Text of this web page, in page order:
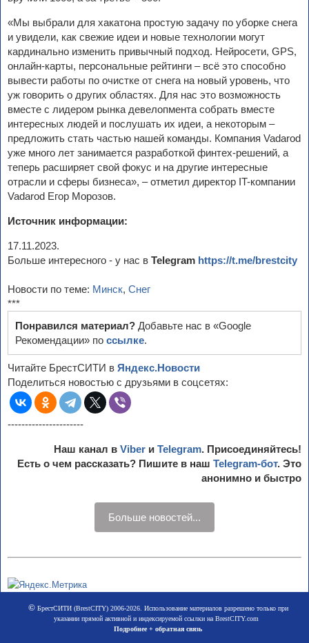
«Мы выбрали для хакатона простую задачу по уборке снега
и увидели, как свежие идеи и новые технологии могут
кардинально изменить привычный подход. Нейросети, GPS,
онлайн-карты, персональные рейтинги – всё это способно
вывести работы по очистке от снега на новый уровень, что
уж говорить о других областях. Для нас это возможность
вместе с лидером рынка девелопмента собрать вместе
интересных людей и послушать их идеи, а некоторым –
предложить стать частью нашей команды. Компания Vadarod
уже много лет занимается разработкой финтех-решений, а
теперь расширяет свой фокус и на другие интересные
отрасли и сферы бизнеса», – отметил директор IT-компании
Vadarod Егор Морозов.
Источник информации:
17.11.2023.
Больше интересного - у нас в Telegram https://t.me/brestcity
Новости по теме: Минск, Снег
***
Понравился материал? Добавьте нас в «Google
Рекомендации» по ссылке.
Читайте БрестСИТИ в Яндекс.Новости
Поделиться новостью с друзьями в соцсетях:
----------------------
Наш канал в Viber и Telegram. Присоединяйтесь!
Есть о чем рассказать? Пишите в наш Telegram-бот. Это
анонимно и быстро
Больше новостей...
©БрестСИТИ (BrestCITY) 2006-2026. Использование материалов разрешено только при
указании прямой активной и индексируемой ссылки на BrestCITY.com
Подробнее + обратная связь